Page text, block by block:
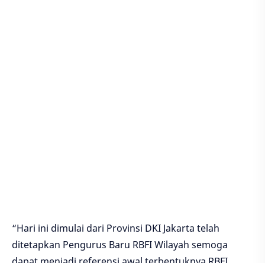
“Hari ini dimulai dari Provinsi DKI Jakarta telah
ditetapkan Pengurus Baru RBFI Wilayah semoga